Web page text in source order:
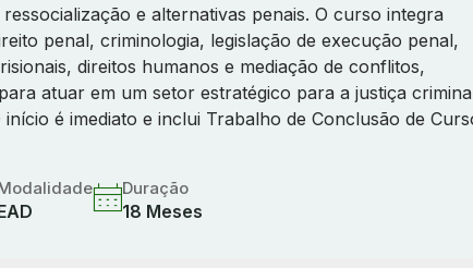
e alternativas penais. O curso integra
penal, criminologia, legislação de execução penal,
direitos humanos e mediação de conflitos,
atuar em um setor estratégico para a justiça
é imediato e inclui Trabalho de Conclusão de
Duração
18 Meses